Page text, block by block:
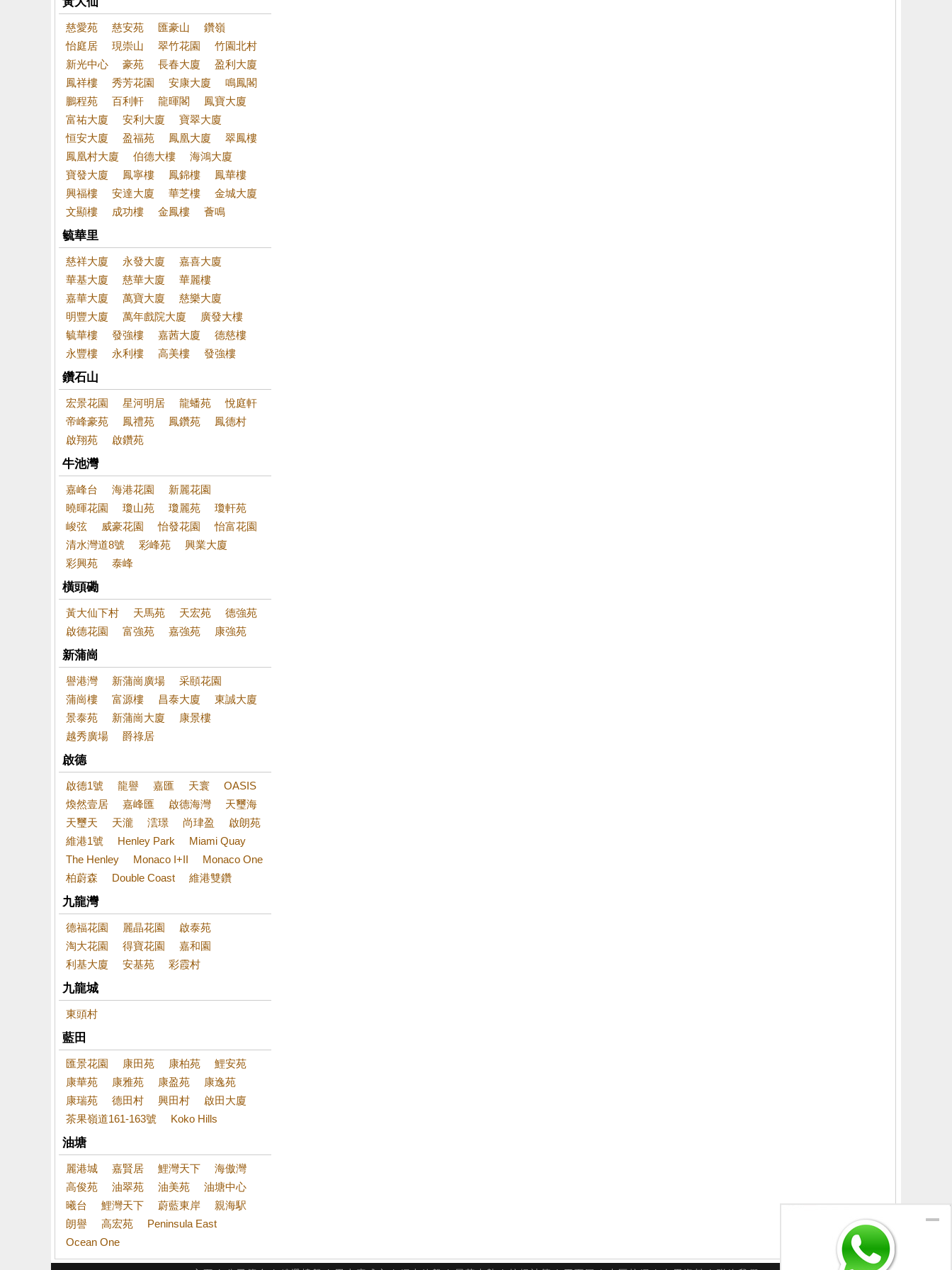
慈愛苑 慈安苑 匯豪山
鑽嶺
怡庭居
現崇山 翠竹花園
竹園北村
新光中心
豪苑 長春大廈
盈利大廈
鳳祥樓
秀芳花園 安康大廈
鳴鳳閣
鵬程苑
百利軒 龍暉閣
鳳寶大廈
富祐大廈
安利大廈
寶翠大廈
恒安大廈
盈福苑 鳳凰大廈
翠鳳樓
鳳凰村大廈
伯德大樓
海鴻大廈
寶發大廈
鳳寧樓 鳳錦樓
鳳華樓
興福樓
安達大廈 華芝樓
金城大廈
文顯樓
成功樓 金鳳樓 薈鳴
毓華里
慈祥大廈 永發大廈
嘉喜大廈
華基大廈
慈華大廈
華麗樓
嘉華大廈
萬寶大廈
慈樂大廈
明豐大廈
萬年戲院大廈
廣發大樓
毓華樓
發強樓 嘉茜大廈
德慈樓
永豐樓
永利樓 高美樓 發強樓
鑽石山
宏景花園 星河明居 龍蟠苑
悅庭軒
帝峰豪苑
鳳禮苑 鳳鑽苑
鳳德村
啟翔苑
啟鑽苑
牛池灣
嘉峰台 海港花園
新麗花園
曉暉花園
瓊山苑 瓊麗苑
瓊軒苑
峻弦
威豪花園 怡發花園
怡富花園
清水灣道8號
彩峰苑
興業大廈
彩興苑
泰峰
橫頭磡
黃大仙下村 天馬苑 天宏苑
德強苑
啟德花園
富強苑 嘉強苑 康強苑
新蒲崗
譽港灣 新蒲崗廣場
采頤花園
蒲崗樓
富源樓 昌泰大廈
東誠大廈
景泰苑
新蒲崗大廈
康景樓
越秀廣場
爵祿居
啟德
啟德1號 龍譽 嘉匯 天寰
OASIS
煥然壹居
嘉峰匯 啟德海灣
天璽海
天璽天
天瀧 澐璟 尚珒盈
啟朗苑
維港1號
Henley Park
Miami Quay
The Henley
Monaco I+II
Monaco One
柏蔚森
Double Coast 維港雙鑽
九龍灣
德福花園 麗晶花園
啟泰苑
淘大花園
得寶花園
嘉和園
利基大廈
安基苑 彩霞村
九龍城
東頭村
藍田
匯景花園 康田苑 康柏苑
鯉安苑
康華苑
康雅苑 康盈苑
康逸苑
康瑞苑
德田村 興田村
啟田大廈
茶果嶺道161-163號
Koko Hills
油塘
麗港城 嘉賢居 鯉灣天下
海傲灣
高俊苑
油翠苑 油美苑
油塘中心
曦台
鯉灣天下 蔚藍東岸
親海駅
朗譽
高宏苑
Peninsula East
Ocean One